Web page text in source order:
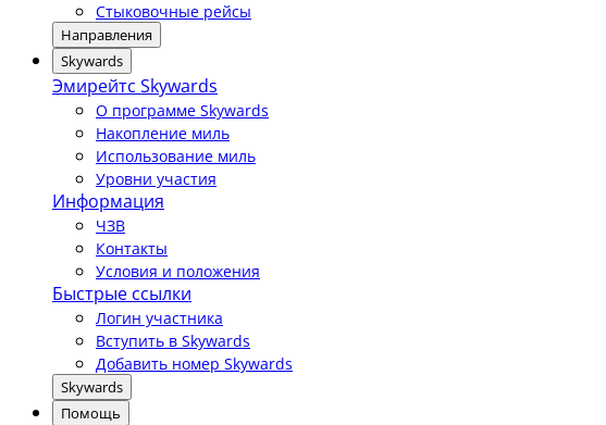
Стыковочные рейсы
Направления
Skywards
Эмирейтс Skywards
О программе Skywards
Накопление миль
Использование миль
Уровни участия
Информация
ЧЗВ
Контакты
Условия и положения
Быстрые ссылки
Логин участника
Вступить в Skywards
Добавить номер Skywards
Skywards
Помощь